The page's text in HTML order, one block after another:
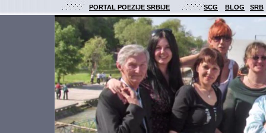
PORTAL POEZIJE SRBIJE SCG BLOG SRB